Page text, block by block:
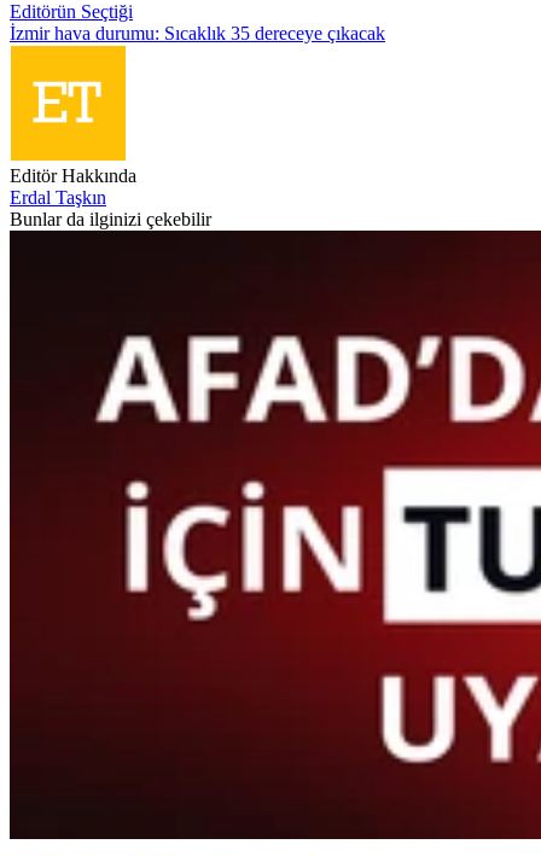
Editörün Seçtiği
İzmir hava durumu: Sıcaklık 35 dereceye çıkacak
Editör Hakkında
Erdal Taşkın
Bunlar da ilginizi çekebilir